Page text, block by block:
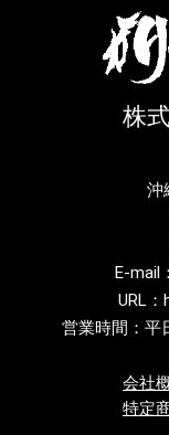
株
沖
E-mail
URL
営業時間：平
会社
特定